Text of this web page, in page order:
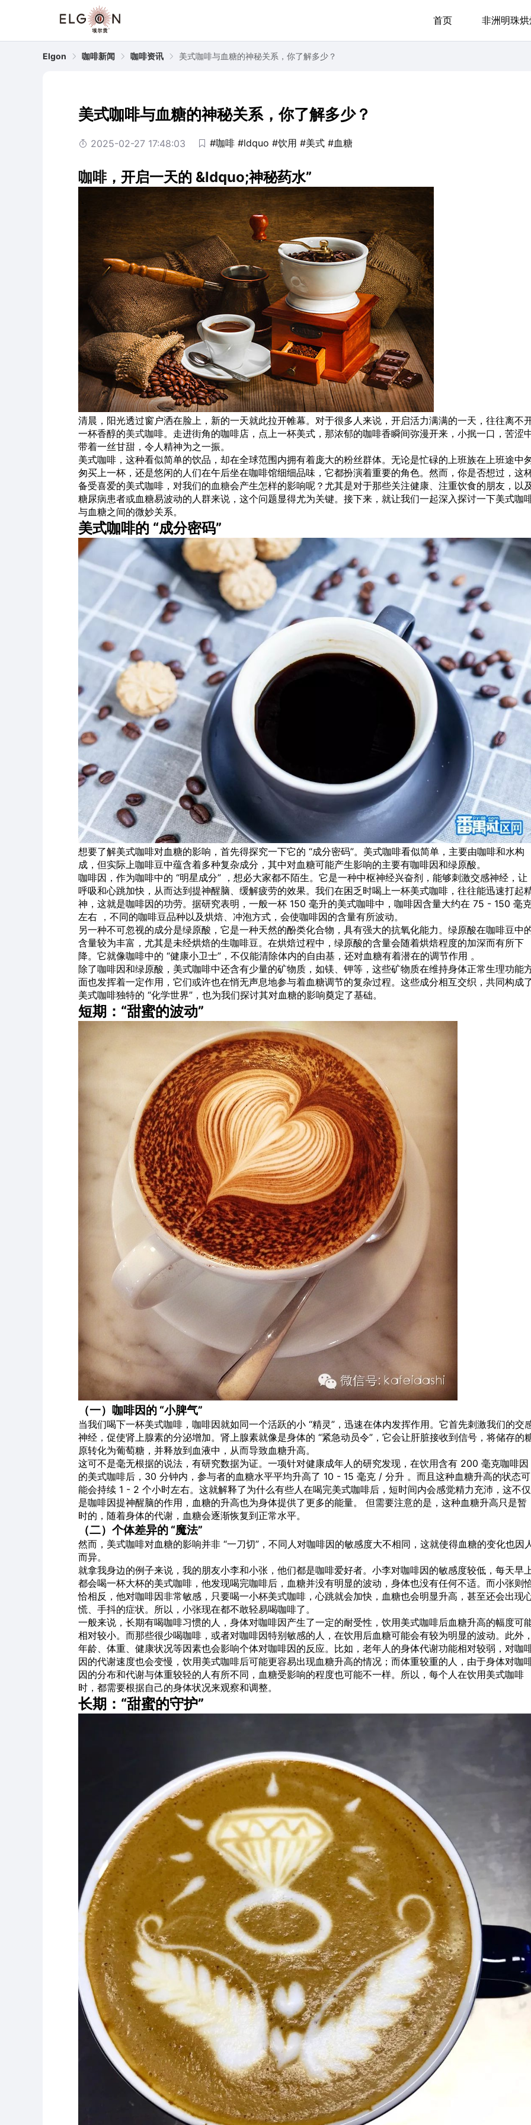
首页 非洲明珠
Elgon 咖啡新闻 咖啡资讯 美式咖啡与血糖的神秘关系，你了解多少？
美式咖啡与血糖的神秘关系，你了解多少？
2025-02-27 17:48:03 #咖啡 #ldquo #饮用 #美式 #血糖
咖啡，开启一天的 &ldquo;神秘药水”
清晨，阳光透过窗户洒在脸上，新的一天就此拉开帷幕。对于很多人来说，开启活力满满的一天，往往离不
一杯香醇的美式咖啡。走进街角的咖啡店，点上一杯美式，那浓郁的咖啡香瞬间弥漫开来，小抿一口，苦涩
带着一丝甘甜，令人精神为之一振。
美式咖啡，这种看似简单的饮品，却在全球范围内拥有着庞大的粉丝群体。无论是忙碌的上班族在上班途中
匆买上一杯，还是悠闲的人们在午后坐在咖啡馆细细品味，它都扮演着重要的角色。然而，你是否想过，这
备受喜爱的美式咖啡，对我们的血糖会产生怎样的影响呢？尤其是对于那些关注健康、注重饮食的朋友，以及
糖尿病患者或血糖易波动的人群来说，这个问题显得尤为关键。接下来，就让我们一起深入探讨一下美式咖
与血糖之间的微妙关系。
美式咖啡的 “成分密码”
想要了解美式咖啡对血糖的影响，首先得探究一下它的 “成分密码”。美式咖啡看似简单，主要由咖啡和水构
成，但实际上咖啡豆中蕴含着多种复杂成分，其中对血糖可能产生影响的主要有咖啡因和绿原酸。
咖啡因，作为咖啡中的 “明星成分” ，想必大家都不陌生。它是一种中枢神经兴奋剂，能够刺激交感神经，让
呼吸和心跳加快，从而达到提神醒脑、缓解疲劳的效果。我们在困乏时喝上一杯美式咖啡，往往能迅速打起
神，这就是咖啡因的功劳。据研究表明，一般一杯 150 毫升的美式咖啡中，咖啡因含量大约在 75 - 150 毫
左右 ，不同的咖啡豆品种以及烘焙、冲泡方式，会使咖啡因的含量有所波动。
另一种不可忽视的成分是绿原酸，它是一种天然的酚类化合物，具有强大的抗氧化能力。绿原酸在咖啡豆中
含量较为丰富，尤其是未经烘焙的生咖啡豆。在烘焙过程中，绿原酸的含量会随着烘焙程度的加深而有所下
降。它就像咖啡中的 “健康小卫士”，不仅能清除体内的自由基，还对血糖有着潜在的调节作用 。
除了咖啡因和绿原酸，美式咖啡中还含有少量的矿物质，如镁、钾等，这些矿物质在维持身体正常生理功能
面也发挥着一定作用，它们或许也在悄无声息地参与着血糖调节的复杂过程。这些成分相互交织，共同构成
美式咖啡独特的 “化学世界”，也为我们探讨其对血糖的影响奠定了基础。
短期：“甜蜜的波动”
（一）咖啡因的 “小脾气”
当我们喝下一杯美式咖啡，咖啡因就如同一个活跃的小 “精灵”，迅速在体内发挥作用。它首先刺激我们的交
神经，促使肾上腺素的分泌增加。肾上腺素就像是身体的 “紧急动员令”，它会让肝脏接收到信号，将储存的
原转化为葡萄糖，并释放到血液中，从而导致血糖升高。
这可不是毫无根据的说法，有研究数据为证。一项针对健康成年人的研究发现，在饮用含有 200 毫克咖啡因
的美式咖啡后，30 分钟内，参与者的血糖水平平均升高了 10 - 15 毫克 / 分升 。而且这种血糖升高的状态可
能会持续 1 - 2 个小时左右。这就解释了为什么有些人在喝完美式咖啡后，短时间内会感觉精力充沛，这不仅
是咖啡因提神醒脑的作用，血糖的升高也为身体提供了更多的能量。 但需要注意的是，这种血糖升高只是暂
时的，随着身体的代谢，血糖会逐渐恢复到正常水平。
（二）个体差异的 “魔法”
然而，美式咖啡对血糖的影响并非 “一刀切”，不同人对咖啡因的敏感度大不相同，这就使得血糖的变化也因人
而异。
就拿我身边的例子来说，我的朋友小李和小张，他们都是咖啡爱好者。小李对咖啡因的敏感度较低，每天早
都会喝一杯大杯的美式咖啡，他发现喝完咖啡后，血糖并没有明显的波动，身体也没有任何不适。而小张则
恰相反，他对咖啡因非常敏感，只要喝一小杯美式咖啡，心跳就会加快，血糖也会明显升高，甚至还会出现
慌、手抖的症状。所以，小张现在都不敢轻易喝咖啡了。
一般来说，长期有喝咖啡习惯的人，身体对咖啡因产生了一定的耐受性，饮用美式咖啡后血糖升高的幅度可
相对较小。而那些很少喝咖啡，或者对咖啡因特别敏感的人，在饮用后血糖可能会有较为明显的波动。此外，
年龄、体重、健康状况等因素也会影响个体对咖啡因的反应。比如，老年人的身体代谢功能相对较弱，对咖
因的代谢速度也会变慢，饮用美式咖啡后可能更容易出现血糖升高的情况；而体重较重的人，由于身体对咖
因的分布和代谢与体重较轻的人有所不同，血糖受影响的程度也可能不一样。所以，每个人在饮用美式咖啡
时，都需要根据自己的身体状况来观察和调整。
长期：“甜蜜的守护”